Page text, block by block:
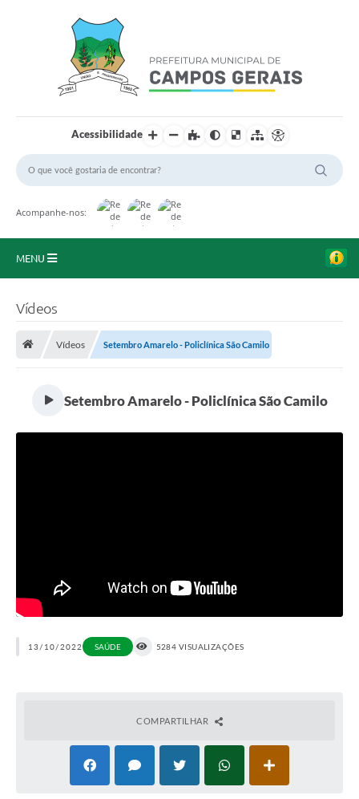
Acessibilidade
Acompanhe-nos:
MENU
Vídeos
Vídeos Setembro Amarelo - Policlínica São Camilo
Setembro Amarelo - Policlínica São Camilo
13/10/2022 SAÚDE 5284 VISUALIZAÇÕES
COMPARTILHAR